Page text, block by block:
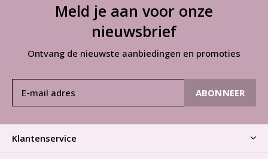
Meld je aan voor onze
nieuwsbrief
Ontvang de nieuwste aanbiedingen en promoties
ABONNEER
Klantenservice